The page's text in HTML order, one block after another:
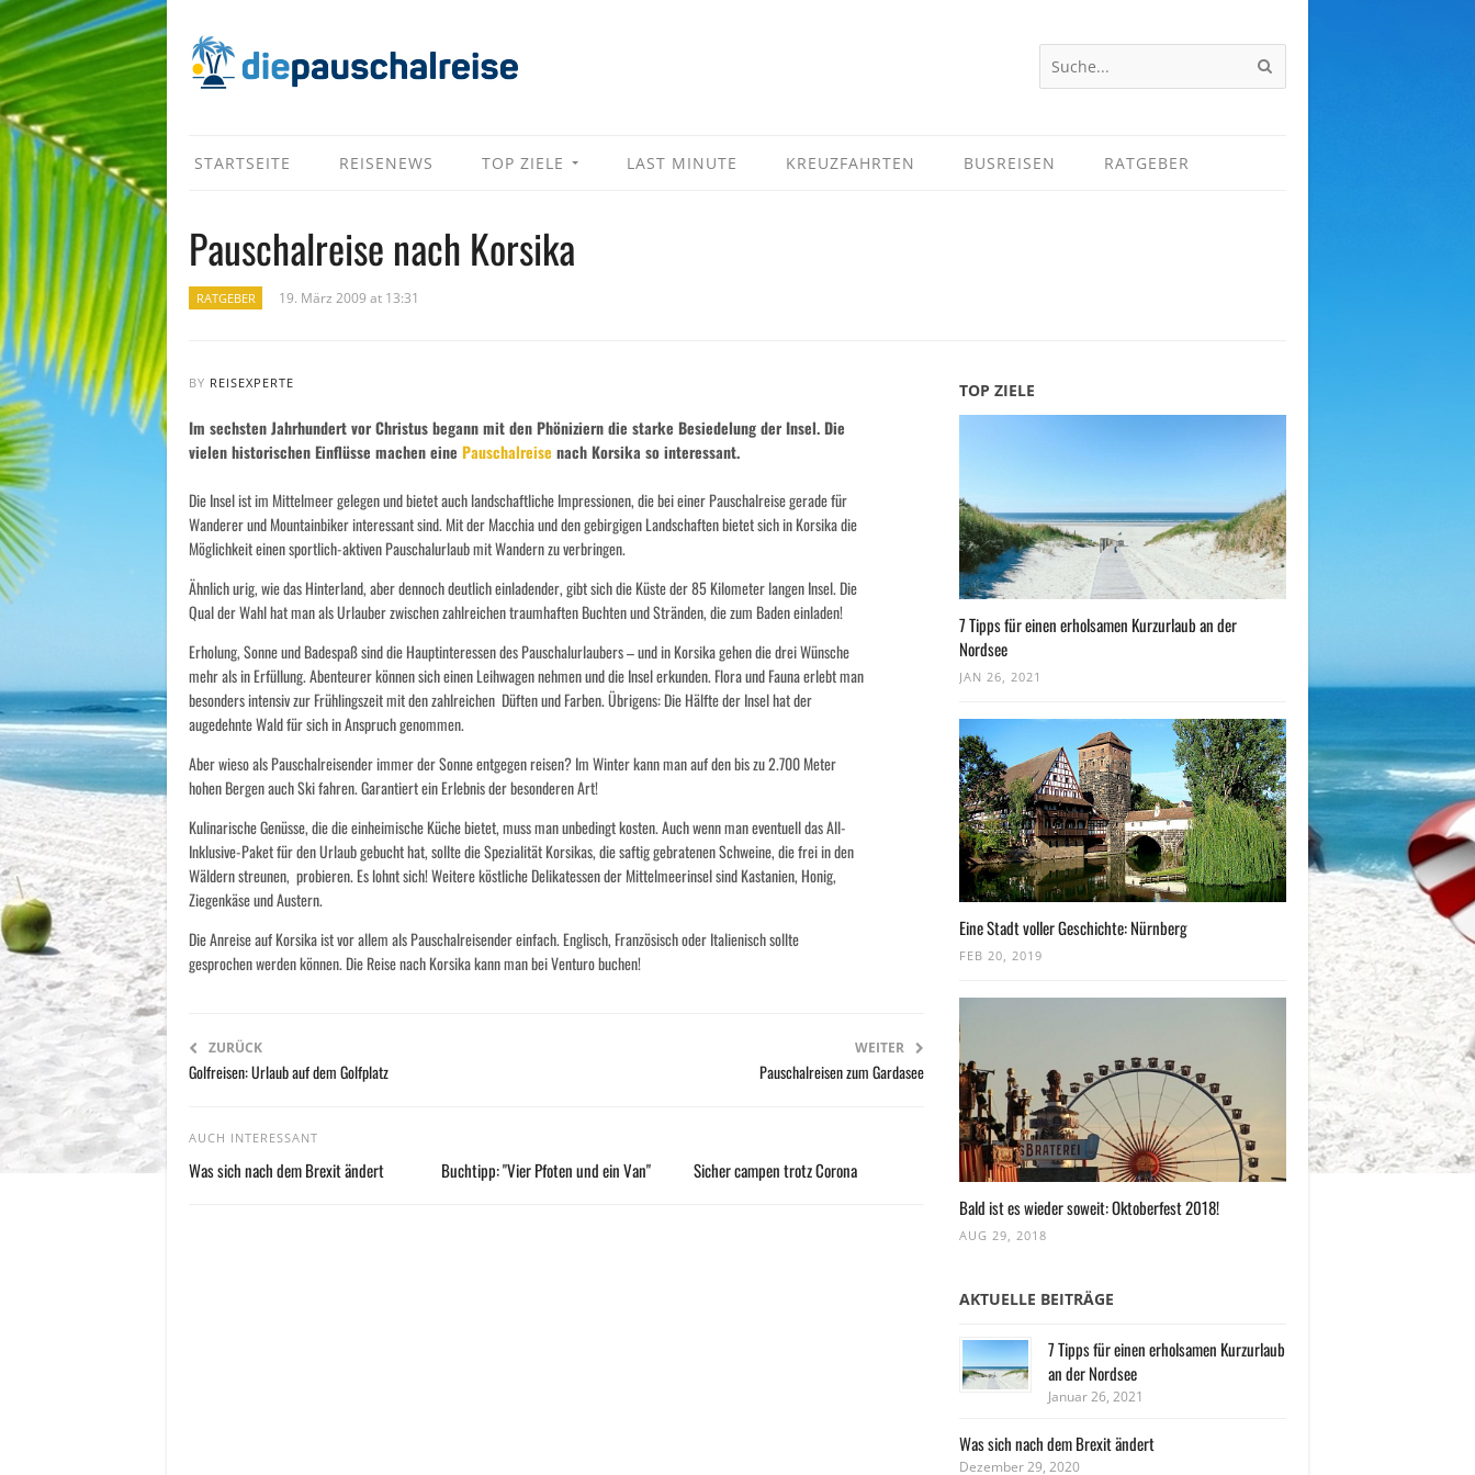
STARTSEITE REISENEWS TOP ZIELE LAST MINUTE KREUZFAHRTEN BUSREISEN RATGEBER
Pauschalreise nach Korsika
RATGEBER 19. März 2009 at 13:31
BY REISEXPERTE
Im sechsten Jahrhundert vor Christus begann mit den Phöniziern die starke Besiedelung der Insel. Die
vielen historischen Einflüsse machen eine Pauschalreise nach Korsika so interessant.
Die Insel ist im Mittelmeer gelegen und bietet auch landschaftliche Impressionen, die bei einer Pauschalreise gerade für
Wanderer und Mountainbiker interessant sind. Mit der Macchia und den gebirgigen Landschaften bietet sich in Korsika die
Möglichkeit einen sportlich-aktiven Pauschalurlaub mit Wandern zu verbringen.
Ähnlich urig, wie das Hinterland, aber dennoch deutlich einladender, gibt sich die Küste der 85 Kilometer langen Insel. Die
Qual der Wahl hat man als Urlauber zwischen zahlreichen traumhaften Buchten und Stränden, die zum Baden einladen!
Erholung, Sonne und Badespaß sind die Hauptinteressen des Pauschalurlaubers – und in Korsika gehen die drei Wünsche
mehr als in Erfüllung. Abenteurer können sich einen Leihwagen nehmen und die Insel erkunden. Flora und Fauna erlebt man
besonders intensiv zur Frühlingszeit mit den zahlreichen Düften und Farben. Übrigens: Die Hälfte der Insel hat der
augedehnte Wald für sich in Anspruch genommen.
Aber wieso als Pauschalreisender immer der Sonne entgegen reisen? Im Winter kann man auf den bis zu 2.700 Meter
hohen Bergen auch Ski fahren. Garantiert ein Erlebnis der besonderen Art!
Kulinarische Genüsse, die die einheimische Küche bietet, muss man unbedingt kosten. Auch wenn man eventuell das All-
Inklusive-Paket für den Urlaub gebucht hat, sollte die Spezialität Korsikas, die saftig gebratenen Schweine, die frei in den
Wäldern streunen, probieren. Es lohnt sich! Weitere köstliche Delikatessen der Mittelmeerinsel sind Kastanien, Honig,
Ziegenkäse und Austern.
Die Anreise auf Korsika ist vor allem als Pauschalreisender einfach. Englisch, Französisch oder Italienisch sollte
gesprochen werden können. Die Reise nach Korsika kann man bei Venturo buchen!
ZURÜCK
Golfreisen: Urlaub auf dem Golfplatz
WEITER
Pauschalreisen zum Gardasee
AUCH INTERESSANT
Was sich nach dem Brexit ändert Buchtipp: "Vier Pfoten und ein Van" Sicher campen trotz Corona
TOP ZIELE
7 Tipps für einen erholsamen Kurzurlaub an der
Nordsee
JAN 26, 2021
Eine Stadt voller Geschichte: Nürnberg
FEB 20, 2019
Bald ist es wieder soweit: Oktoberfest 2018!
AUG 29, 2018
AKTUELLE BEITRÄGE
7 Tipps für einen erholsamen Kurzurlaub
an der Nordsee
Januar 26, 2021
Was sich nach dem Brexit ändert
Dezember 29, 2020